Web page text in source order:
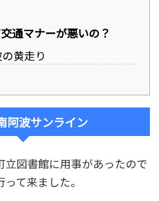
通マナーが悪いの？
黄走り
阿波サンライン
図書館に用事があったので
て来ました。